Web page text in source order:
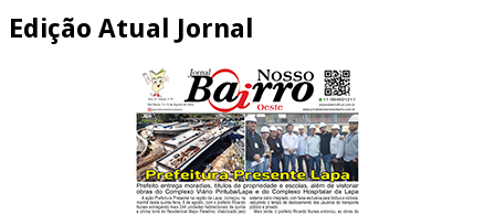
Edição Atual Jornal